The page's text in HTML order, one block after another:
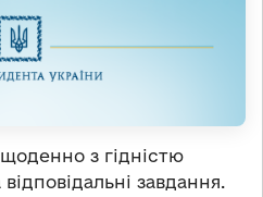
з гідністю
завдання.